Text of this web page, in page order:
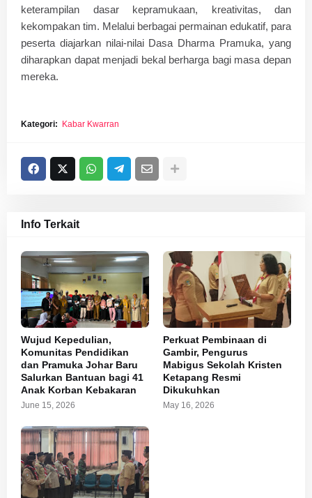
keterampilan dasar kepramukaan, kreativitas, dan
kekompakan tim. Melalui berbagai permainan edukatif, para
peserta diajarkan nilai-nilai Dasa Dharma Pramuka, yang
diharapkan dapat menjadi bekal berharga bagi masa depan
mereka.
Kategori: Kabar Kwarran
Info Terkait
Wujud Kepedulian,
Komunitas Pendidikan
dan Pramuka Johar Baru
Salurkan Bantuan bagi 41
Anak Korban Kebakaran
June 15, 2026
Perkuat Pembinaan di
Gambir, Pengurus
Mabigus Sekolah Kristen
Ketapang Resmi
Dikukuhkan
May 16, 2026